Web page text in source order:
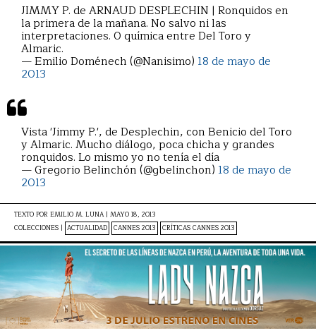
JIMMY P. de ARNAUD DESPLECHIN | Ronquidos en
la primera de la mañana. No salvo ni las
interpretaciones. 0 química entre Del Toro y
Almaric.
— Emilio Doménech (@Nanisimo) 18 de mayo de
2013
Vista 'Jimmy P.', de Desplechin, con Benicio del Toro
y Almaric. Mucho diálogo, poca chicha y grandes
ronquidos. Lo mismo yo no tenía el día
— Gregorio Belinchón (@gbelinchon) 18 de mayo de
2013
TEXTO POR EMILIO M. LUNA | MAYO 18, 2013
COLECCIONES | ACTUALIDAD CANNES 2013 CRÍTICAS CANNES 2013